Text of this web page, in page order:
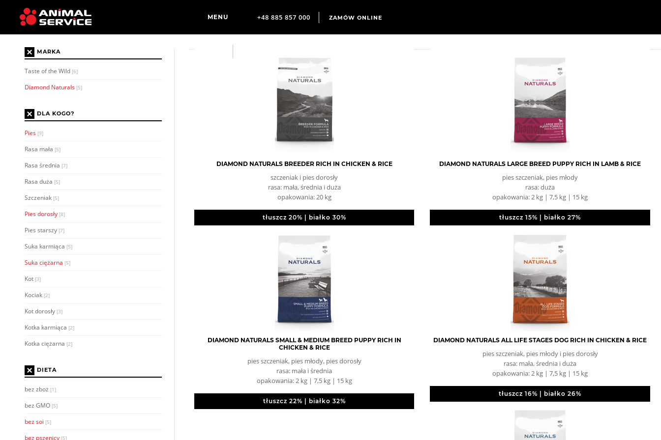
+48 885 857 000 ZAMÓW ONLINE
× MARKA
Taste of the Wild [6]
Diamond Naturals [5]
× DLA KOGO?
Pies [9]
Rasa mała [5]
Rasa średnia [7]
Rasa duża [5]
Szczeniak [5]
Pies dorosły [8]
Pies starszy [7]
Suka karmiąca [5]
Suka ciężarna [5]
Kot [3]
Kociak [2]
Kot dorosły [3]
Kotka karmiąca [2]
Kotka ciężarna [2]
× DIETA
bez zboż [1]
bez GMO [5]
bez soi [5]
bez pszenicy [5]
DIAMOND NATURALS BREEDER RICH IN CHICKEN & RICE
szczeniak i pies dorosły
rasa: mała, średnia i duża
opakowania: 20 kg
tłuszcz 20% | białko 30%
DIAMOND NATURALS LARGE BREED PUPPY RICH IN LAMB & RICE
pies szczeniak, pies młody
rasa: duża
opakowania: 2 kg | 7,5 kg | 15 kg
tłuszcz 15% | białko 27%
DIAMOND NATURALS SMALL & MEDIUM BREED PUPPY RICH IN
CHICKEN & RICE
pies szczeniak, pies młody, pies dorosły
rasa: mała i średnia
opakowania: 2 kg | 7,5 kg | 15 kg
tłuszcz 22% | białko 32%
DIAMOND NATURALS ALL LIFE STAGES DOG RICH IN CHICKEN & RICE
pies szczeniak, pies młody i pies dorosły
rasa: mała, średnia i duża
opakowania: 2 kg | 7,5 kg | 15 kg
tłuszcz 16% | białko 26%